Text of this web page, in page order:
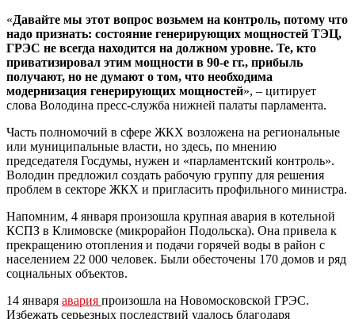
«Давайте мы этот вопрос возьмем на контроль, потому что
надо признать: состояние генерирующих мощностей ТЭЦ,
ГРЭС не всегда находится на должном уровне. Те, кто
приватизировал этим мощности в 90-е гг., прибыль
получают, но не думают о том, что необходима
модернизация генерирующих мощностей», – цитирует
слова Володина пресс-служба нижней палаты парламента.
Часть полномочий в сфере ЖКХ возложена на региональные
или муниципальные власти, но здесь, по мнению
председателя Госдумы, нужен и «парламентский контроль».
Володин предложил создать рабочую группу для решения
проблем в секторе ЖКХ и пригласить профильного министра.
Напомним, 4 января произошла крупная авария в котельной
КСПЗ в Климовске (микрорайон Подольска). Она привела к
прекращению отопления и подачи горячей воды в район с
населением 22 000 человек. Были обесточены 170 домов и ряд
социальных объектов.
14 января авария произошла на Новомосковской ГРЭС.
Избежать серьезных последствий удалось благодаря